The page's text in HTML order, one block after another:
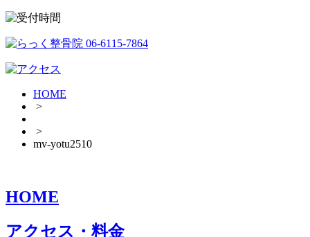
HOME
>
>
mv-yotu2510
HOME
アクセス・料金